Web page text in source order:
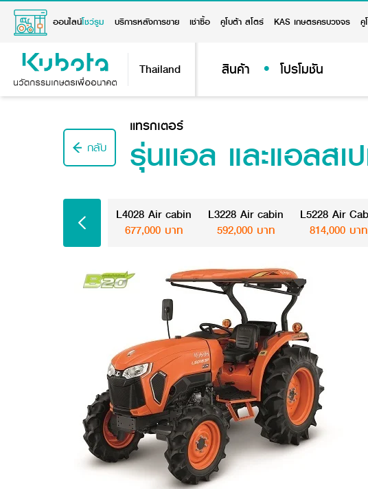
ออนไลน์โชว์รูม บริการหลังการขาย เช่าซื้อ คูโบต้า สโตร์ KAS เกษตรครบวงจร คู
Thailand สินค้า โปรโมชัน
กลับ
แทรกเตอร์
รุ่นเเอล และแอลสเ
L4028 Air cabin
677,000 บาท
L3228 Air cabin
592,000 บาท
L5228 Air
814,000 บาท